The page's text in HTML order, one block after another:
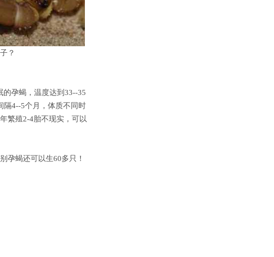
？
孕蝎，温度达到33--35
隔4--5个月，体质不同时
繁殖2-4胎不现实，可以
孕蝎还可以生60多只！